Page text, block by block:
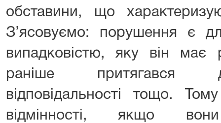
обставини, що
З’ясовуємо: порушення є
випадковістю, яку він має
раніше притягався
відповідальності тощо.
відмінності, якщо